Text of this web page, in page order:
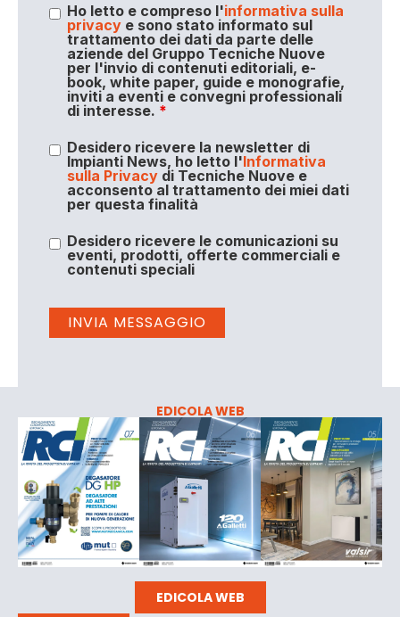
Ho letto e compreso l'informativa sulla
privacye sono stato informato sul
trattamento dei dati da parte delle
aziende del Gruppo Tecniche Nuove
per l'invio di contenuti editoriali, e-
book, white paper, guide e monografie,
inviti a eventi e convegni professionali
di interesse. *
Desidero ricevere la newsletter di
Impianti News, ho letto l'Informativa
sulla Privacydi Tecniche Nuove e
acconsento al trattamento dei miei dati
per questa finalità
Desidero ricevere le comunicazioni su
eventi, prodotti, offerte commerciali e
contenuti speciali
EDICOLA WEB
EDICOLA WEB